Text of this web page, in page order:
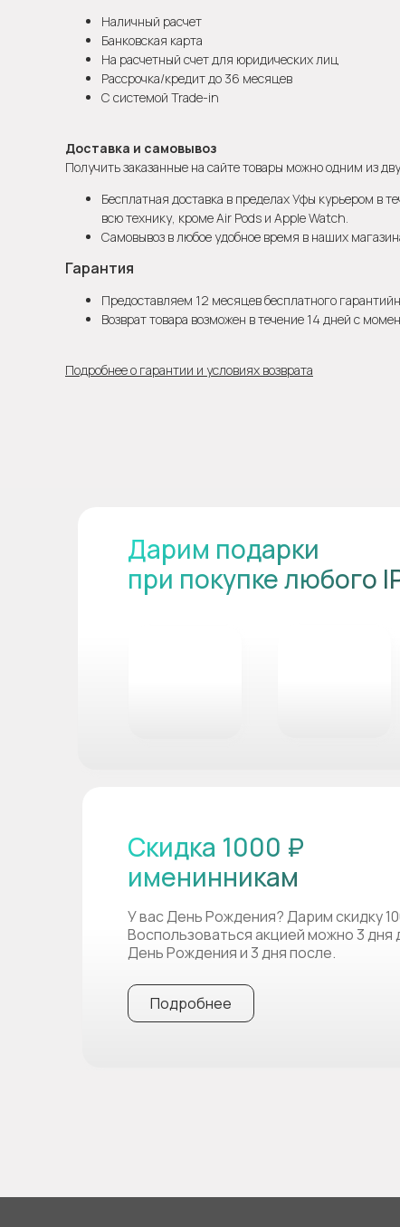
Наличный расчет
Банковская карта
На расчетный счет для юридических лиц
Рассрочка/кредит до 36 месяцев
С системой Trade-in
Доставка и самовывоз
Получить заказанные на сайте товары можно одним из
Бесплатная доставка в пределах Уфы курьером в
всю технику, кроме Air Pods и Apple Watch.
Самовывоз в любое удобное время в наших
Гарантия
Предоставляем 12 месяцев бесплатного
Возврат товара возможен в течение 14 дней с
Подробнее о гарантии и условиях возврата
Дарим подарки
при покупке любого
Подробнее
Скидка 1000 ₽
именинникам
У вас День Рождения? Дарим скидку
Воспользоваться акцией можно 3 дня
День Рождения и 3 дня после.